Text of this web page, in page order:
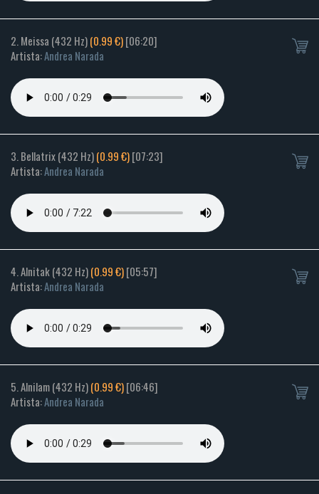
2. Meissa (432 Hz)(0.99 €)[06:20]
Artista:Andrea Narada
3. Bellatrix (432 Hz)(0.99 €)[07:23]
Artista:Andrea Narada
4. Alnitak (432 Hz)(0.99 €)[05:57]
Artista:Andrea Narada
5. Alnilam (432 Hz)(0.99 €)[06:46]
Artista:Andrea Narada